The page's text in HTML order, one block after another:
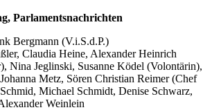
Parlamentsnachrichten
Bergmann (V.i.S.d.P.)
Claudia Heine, Alexander Heinrich
Nina Jeglinski, Susanne Ködel (Volontärin),
Metz, Sören Christian Reimer (Chef
Michael Schmidt, Denise Schwarz,
Weinlein